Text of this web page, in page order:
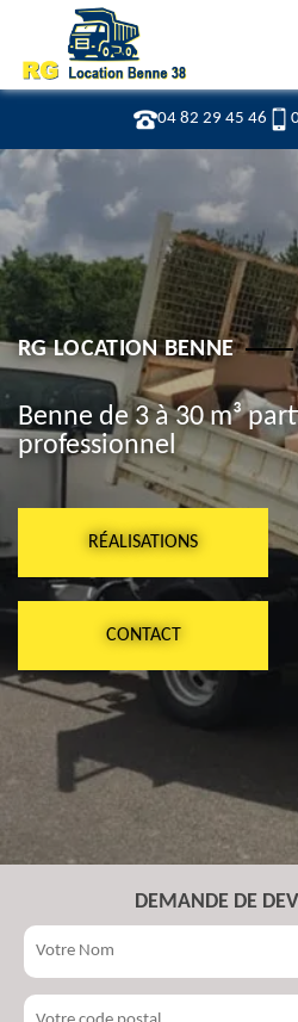
04 82 29 45 46
RG LOCATION BENNE
Benne de 3 à 30 m³
professionnel
RÉALISATIONS
CONTACT
DEMANDE DE